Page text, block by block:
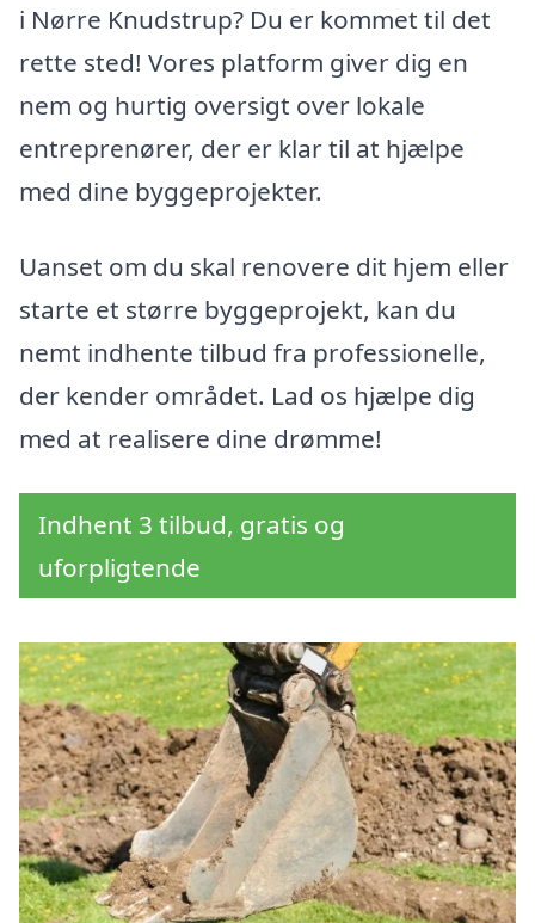
i Nørre Knudstrup? Du er kommet til det
rette sted! Vores platform giver dig en
nem og hurtig oversigt over lokale
entreprenører, der er klar til at hjælpe
med dine byggeprojekter.
Uanset om du skal renovere dit hjem eller
starte et større byggeprojekt, kan du
nemt indhente tilbud fra professionelle,
der kender området. Lad os hjælpe dig
med at realisere dine drømme!
Indhent 3 tilbud, gratis og
uforpligtende